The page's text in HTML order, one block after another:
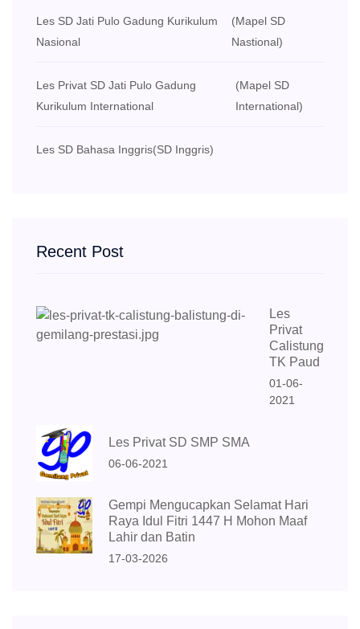
Les SD Jati Pulo Gadung Kurikulum
Nasional
(Mapel SD
Nastional)
Les Privat SD Jati Pulo Gadung
Kurikulum International
(Mapel SD
International)
Les SD Bahasa Inggris(SD Inggris)
Recent Post
Les
Privat
Calistung
TK Paud
01-06-
2021
Les Privat SD SMP SMA
06-06-2021
Gempi Mengucapkan Selamat Hari
Raya Idul Fitri 1447 H Mohon Maaf
Lahir dan Batin
17-03-2026